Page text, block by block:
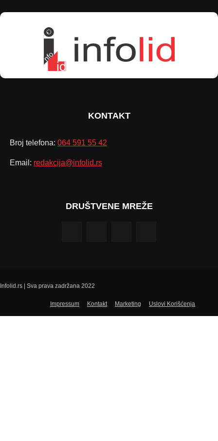
KONTAKT
Broj telefona: 064 591 55 42
Email: redakcija@infolid.rs
DRUŠTVENE MREŽE
Infolid.rs | Sva prava zadržana 2022
Impressum Kontakt Marketing Uslovi Korišćenja